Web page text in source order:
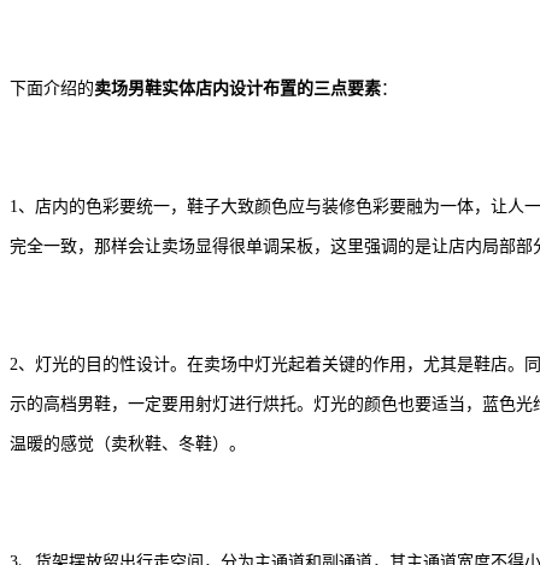
下面介绍的卖场男鞋实体店内设计布置的三点要素：
1 、店内的色彩要统一，鞋子大致颜色应与装修色彩要融为一体，让
完全一致，那样会让卖场显得很单调呆板，这里强调的是让店内局部
2、灯光的目的性设计。在卖场中灯光起着关键的作用，尤其是鞋店
示的高档男鞋，一定要用射灯进行烘托。灯光的颜色也要适当，蓝色
温暖的感觉（卖秋鞋、冬鞋）。